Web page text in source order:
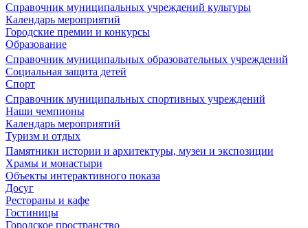
Справочник муниципальных учреждений культуры
Календарь мероприятий
Городские премии и конкурсы
Образование
Справочник муниципальных образовательных учреждений
Социальная защита детей
Спорт
Справочник муниципальных спортивных учреждений
Наши чемпионы
Календарь мероприятий
Туризм и отдых
Памятники истории и архитектуры, музеи и экспозиции
Храмы и монастыри
Объекты интерактивного показа
Досуг
Рестораны и кафе
Гостиницы
Городское пространство